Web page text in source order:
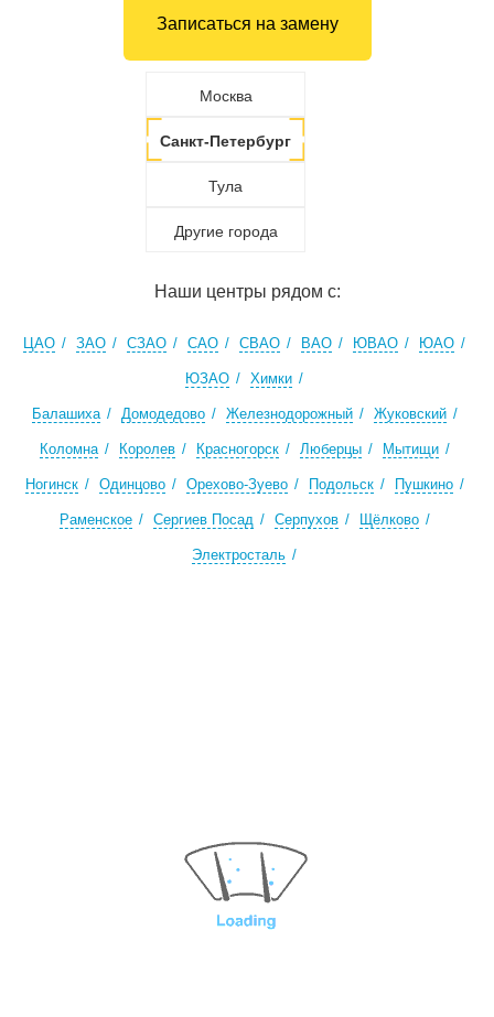
Записаться на замену
Москва
Санкт-Петербург
Тула
Другие города
Наши центры рядом с:
ЦАО ЗАО СЗАО САО СВАО ВАО ЮВАО ЮАО
ЮЗАО Химки
Балашиха Домодедово Железнодорожный Жуковский
Коломна Королев Красногорск Люберцы Мытищи
Ногинск Одинцово Орехово-Зуево Подольск Пушкино
Раменское Сергиев Посад Серпухов Щёлково
Электросталь